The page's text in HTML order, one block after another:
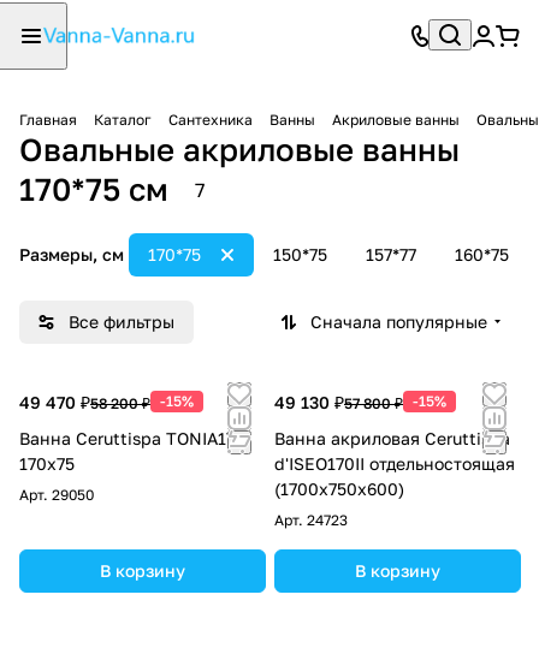
Главная Каталог Сантехника Ванны Акриловые ванны
Овальные акриловые ванны
170*75 см
7
Размеры, см 150*75 157*77 160*75
170*75
Все фильтры Сначала популярные
49 470 ₽58 200 ₽ -15%
Ванна Ceruttispa TONIA170
170x75
Арт. 29050
В корзину
49 130 ₽57 800 ₽ -15%
Ванна акриловая Ceruttispa
d'ISEO170II отдельностоящая
(1700x750x600)
Арт. 24723
В корзину